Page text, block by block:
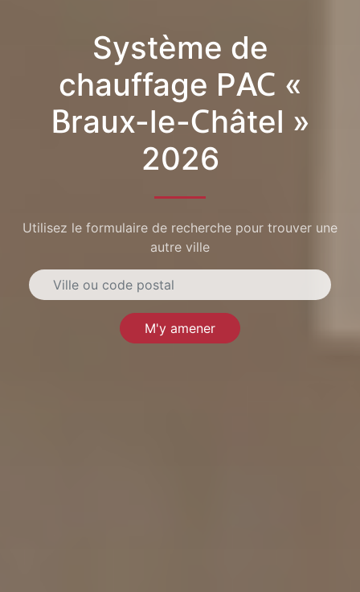
Système de
chauffage PAC «
Braux-le-Châtel »
2026
Utilisez le formulaire de recherche pour trouver une
autre ville
M'y amener